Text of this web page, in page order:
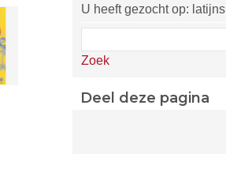
U heeft gezocht op: latijns
Zoek
Deel deze pagina